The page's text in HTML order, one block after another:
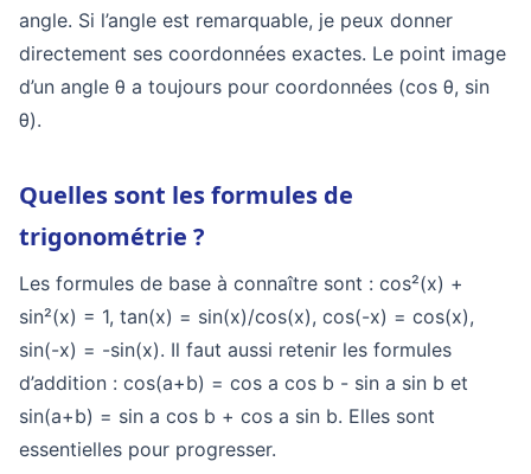
angle. Si l’angle est remarquable, je peux donner
directement ses coordonnées exactes. Le point image
d’un angle θ a toujours pour coordonnées (cos θ, sin
θ).
Quelles sont les formules de
trigonométrie ?
Les formules de base à connaître sont : cos²(x) +
sin²(x) = 1, tan(x) = sin(x)/cos(x), cos(-x) = cos(x),
sin(-x) = -sin(x). Il faut aussi retenir les formules
d’addition : cos(a+b) = cos a cos b - sin a sin b et
sin(a+b) = sin a cos b + cos a sin b. Elles sont
essentielles pour progresser.